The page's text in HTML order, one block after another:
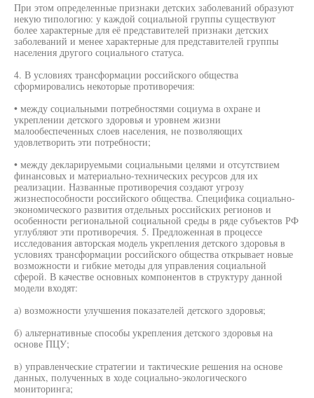
При этом определенные признаки детских заболеваний образуют
некую типологию: у каждой социальной группы существуют
более характерные для её представителей признаки детских
заболеваний и менее характерные для представителей группы
населения другого социального статуса.
4. В условиях трансформации российского общества
сформировались некоторые противоречия:
• между социальными потребностями социума в охране и
укреплении детского здоровья и уровнем жизни
малообеспеченных слоев населения, не позволяющих
удовлетворить эти потребности;
• между декларируемыми социальными целями и отсутствием
финансовых и материально-технических ресурсов для их
реализации. Названные противоречия создают угрозу
жизнеспособности российского общества. Специфика социально-
экономического развития отдельных российских регионов и
особенности региональной социальной среды в ряде субъектов РФ
углубляют эти противоречия. 5. Предложенная в процессе
исследования авторская модель укрепления детского здоровья в
условиях трансформации российского общества открывает новые
возможности и гибкие методы для управления социальной
сферой. В качестве основных компонентов в структуру данной
модели входят:
а) возможности улучшения показателей детского здоровья;
б) альтернативные способы укрепления детского здоровья на
основе ПЦУ;
в) управленческие стратегии и тактические решения на основе
данных, полученных в ходе социально-экологического
мониторинга;